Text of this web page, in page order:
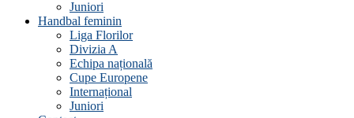
Juniori
Handbal feminin
Liga Florilor
Divizia A
Echipa națională
Cupe Europene
Internațional
Juniori